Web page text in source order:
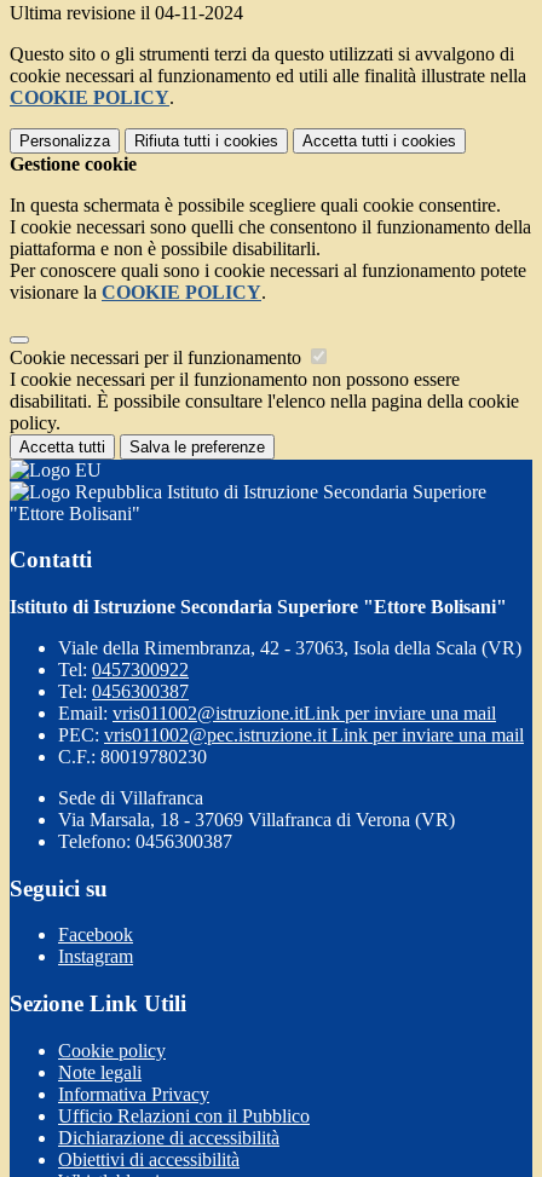
Ultima revisione il 04-11-2024
Questo sito o gli strumenti terzi da questo utilizzati si avvalgono di
cookie necessari al funzionamento ed utili alle finalità illustrate nella
COOKIE POLICY.
Personalizza Rifiuta tutti i cookies Accetta tutti i cookies
Gestione cookie
In questa schermata è possibile scegliere quali cookie consentire.
I cookie necessari sono quelli che consentono il funzionamento della
piattaforma e non è possibile disabilitarli.
Per conoscere quali sono i cookie necessari al funzionamento potete
visionare la COOKIE POLICY.
Cookie necessari per il funzionamento
I cookie necessari per il funzionamento non possono essere
disabilitati. È possibile consultare l'elenco nella pagina della cookie
policy.
Accetta tutti Salva le preferenze
Istituto di Istruzione Secondaria Superiore
"Ettore Bolisani"
Contatti
Istituto di Istruzione Secondaria Superiore "Ettore Bolisani"
Viale della Rimembranza, 42 - 37063, Isola della Scala (VR)
Tel: 0457300922
Tel: 0456300387
Email: vris011002@istruzione.itLink per inviare una mail
PEC: vris011002@pec.istruzione.it Link per inviare una mail
C.F.: 80019780230
Sede di Villafranca
Via Marsala, 18 - 37069 Villafranca di Verona (VR)
Telefono: 0456300387
Seguici su
Facebook
Instagram
Sezione Link Utili
Cookie policy
Note legali
Informativa Privacy
Ufficio Relazioni con il Pubblico
Dichiarazione di accessibilità
Obiettivi di accessibilità